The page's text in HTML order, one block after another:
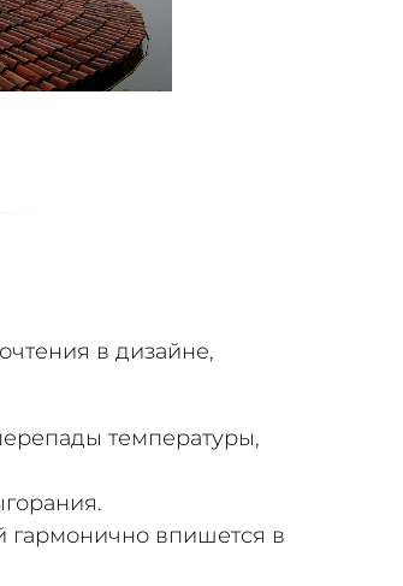
в дизайне,
температуры,
гармонично впишется в